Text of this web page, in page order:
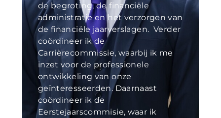
de begroting, de financiële
administratie en het verzorgen van
de financiële jaarverslagen. Verder
coördineer ik de
Carrièrecommissie, waarbij ik me
inzet voor de professionele
ontwikkeling van onze
geïnteresseerden. Daarnaast
coördineer ik de
Eerstejaarscommisie, waar ik